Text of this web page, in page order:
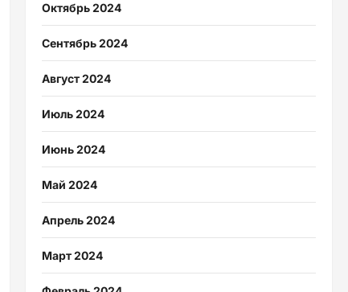
Октябрь 2024
Сентябрь 2024
Август 2024
Июль 2024
Июнь 2024
Май 2024
Апрель 2024
Март 2024